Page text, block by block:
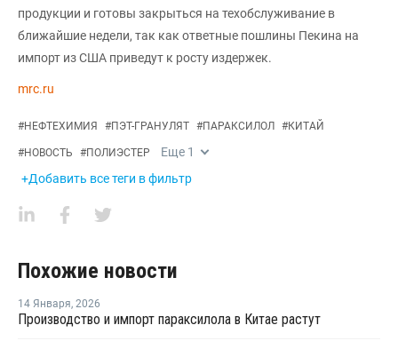
продукции и готовы закрыться на техобслуживание в
ближайшие недели, так как ответные пошлины Пекина на
импорт из США приведут к росту издержек.
mrc.ru
#НЕФТЕХИМИЯ #ПЭТ-ГРАНУЛЯТ #ПАРАКСИЛОЛ #КИТАЙ
#НОВОСТЬ #ПОЛИЭСТЕР Еще 1
+Добавить все теги в фильтр
Похожие новости
14 Января, 2026
Производство и импорт параксилола в Китае растут